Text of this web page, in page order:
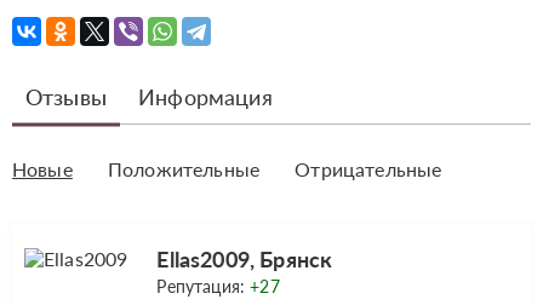
Отзывы Информация
Новые Положительные Отрицательные
Ellas2009, Брянск
Репутация:+27